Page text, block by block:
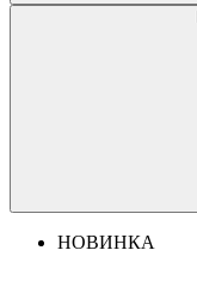
НОВИНКА